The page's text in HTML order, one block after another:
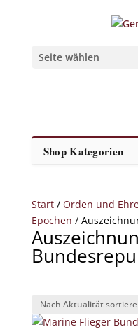
Seite wählen
Start/ Orden und
Epochen /
Shop Kategorien